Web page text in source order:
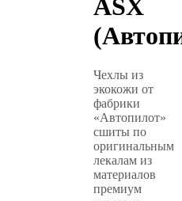
ASX
Чехлы из
экокожи от
фабрики
«Автопилот»
сшиты по
оригинальным
лекалам из
материалов
премиум